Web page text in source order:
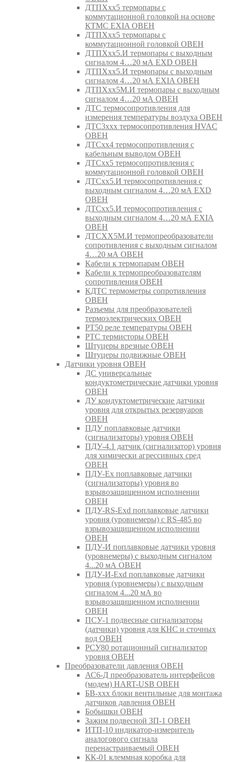
ДТПХхх5 термопары с
коммутационной головкой на основе
КТМС EXIA ОВЕН
ДТПХхх5 термопары с
коммутационной головкой ОВЕН
ДТПХхх5.И термопары с выходным
сигналом 4…20 мА EXD ОВЕН
ДТПХхх5.И термопары с выходным
сигналом 4…20 мА EXIA ОВЕН
ДТПХхх5М.И термопары с выходным
сигналом 4…20 мА ОВЕН
ДТС термосопротивления для
измерения температуры воздуха ОВЕН
ДТС3ххх термосопротивления HVAC
ОВЕН
ДТСхх4 термосопротивления с
кабельным выводом ОВЕН
ДТСхх5 термосопротивления с
коммутационной головкой ОВЕН
ДТСхх5.И термосопротивления с
выходным сигналом 4…20 мА EXD
ОВЕН
ДТСхх5.И термосопротивления с
выходным сигналом 4…20 мА EXIA
ОВЕН
ДТСХХ5М.И термопреобразователи
сопротивления с выходным сигналом
4…20 мА ОВЕН
Кабели к термопарам ОВЕН
Кабели к термопреобразователям
сопротивления ОВЕН
КДТС термометры сопротивления
ОВЕН
Разъемы для преобразователей
термоэлектрических ОВЕН
РТ50 реле температуры ОВЕН
РТС термисторы ОВЕН
Штуцеры врезные ОВЕН
Штуцеры подвижные ОВЕН
Датчики уровня ОВЕН
ДС универсальные
кондуктометрические датчики уровня
ОВЕН
ДУ кондуктометрические датчики
уровня для открытых резервуаров
ОВЕН
ПДУ поплавковые датчики
(сигнализаторы) уровня ОВЕН
ПДУ-4.1 датчик (сигнализатор) уровня
для химически агрессивных сред
ОВЕН
ПДУ-Ex поплавковые датчики
(сигнализаторы) уровня во
взрывозащищенном исполнении
ОВЕН
ПДУ-RS-Exd поплавковые датчики
уровня (уровнемеры) с RS-485 во
взрывозащищенном исполнении
ОВЕН
ПДУ-И поплавковые датчики уровня
(уровнемеры) с выходным сигналом
4...20 мА ОВЕН
ПДУ-И-Exd поплавковые датчики
уровня (уровнемеры) с выходным
сигналом 4...20 мА во
взрывозащищенном исполнении
ОВЕН
ПСУ-1 подвесные сигнализаторы
(датчики) уровня для КНС и сточных
вод ОВЕН
РСУ80 ротационный сигнализатор
уровня ОВЕН
Преобразователи давления ОВЕН
АС6-Д преобразователь интерфейсов
(модем) HART-USB ОВЕН
БВ-ххх блоки вентильные для монтажа
датчиков давления ОВЕН
Бобышки ОВЕН
Зажим подвесной ЗП-1 ОВЕН
ИТП-10 индикатор-измеритель
аналогового сигнала
перенастраиваемый ОВЕН
КК-01 клеммная коробка для